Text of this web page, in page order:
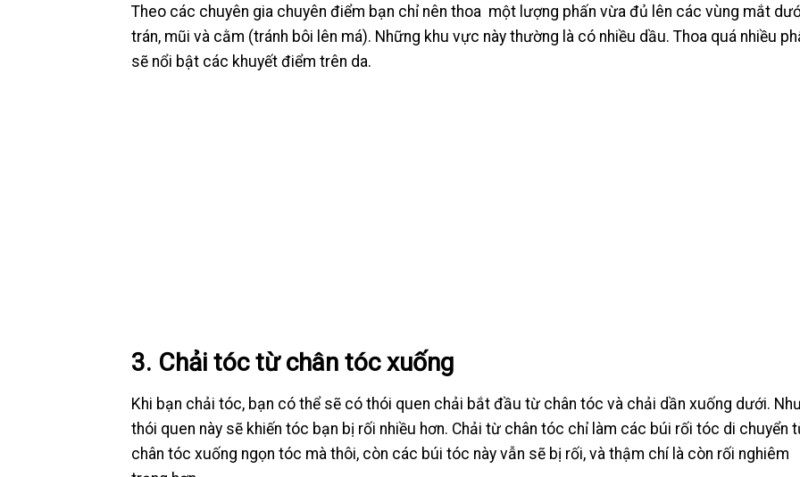
Theo các chuyên gia chuyên điểm bạn chỉ nên thoa một lượng phấn vừa đủ lên các vùng mắt
trán, mũi và cằm (tránh bôi lên má). Những khu vực này thường là có nhiều dầu. Thoa quá nhiều
sẽ nổi bật các khuyết điểm trên da.
3. Chải tóc từ chân tóc xuống
Khi bạn chải tóc, bạn có thể sẽ có thói quen chải bắt đầu từ chân tóc và chải dần xuống dưới.
thói quen này sẽ khiến tóc bạn bị rối nhiều hơn. Chải từ chân tóc chỉ làm các búi rối tóc di chuyển
chân tóc xuống ngọn tóc mà thôi, còn các búi tóc này vẫn sẽ bị rối, và thậm chí là còn rối nghiêm